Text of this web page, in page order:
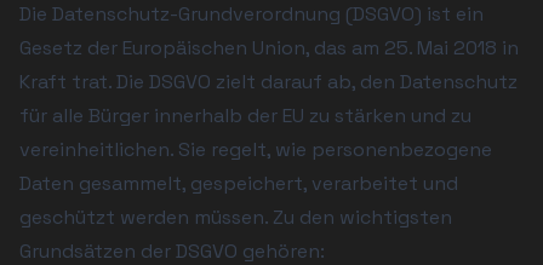
Die Datenschutz-Grundverordnung (DSGVO) ist ein
Gesetz der Europäischen Union, das am 25. Mai 2018 in
Kraft trat. Die DSGVO zielt darauf ab, den Datenschutz
für alle Bürger innerhalb der EU zu stärken und zu
vereinheitlichen. Sie regelt, wie personenbezogene
Daten gesammelt, gespeichert, verarbeitet und
geschützt werden müssen. Zu den wichtigsten
Grundsätzen der DSGVO gehören: